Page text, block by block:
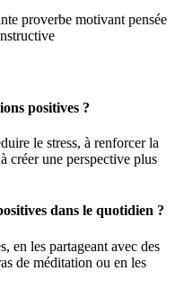
proverbe motivant pensée
positives ?
le stress, à renforcer la
créer une perspective plus
dans le quotidien ?
en les partageant avec des
de méditation ou en les